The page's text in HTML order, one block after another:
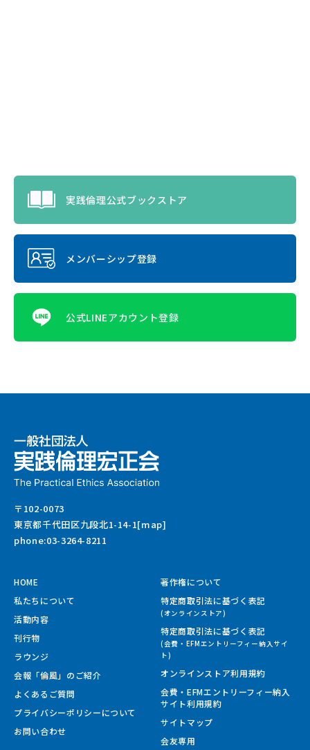
実践倫理公式ブックストア
メンバーシップ登録
公式LINEアカウント登録
〒102-0073
東京都千代田区九段北1-14-1[map]
phone:03-3264-8211
HOME
私たちについて
活動内容
刊行物
ラウンジ
会報「倫風」のご紹介
よくあるご質問
プライバシーポリシーについて
お問い合わせ
著作権について
特定商取引法に基づく表記
(オンラインストア)
特定商取引法に基づく表記
(会費・EFMエントリーフィー納入サイ
ト)
オンラインストア利用規約
会費・EFMエントリーフィー納入
サイト利用規約
サイトマップ
会友専用